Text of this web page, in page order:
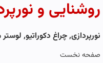
روشنایی و
نورپردازی, چراغ دکوراتیو,
صفحه نخست